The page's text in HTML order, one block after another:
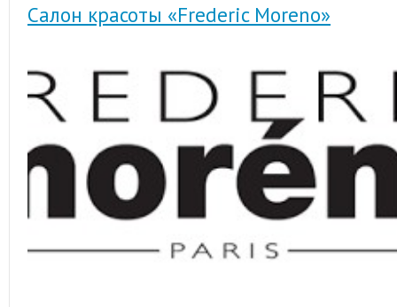
Салон красоты «Frederic Moreno»